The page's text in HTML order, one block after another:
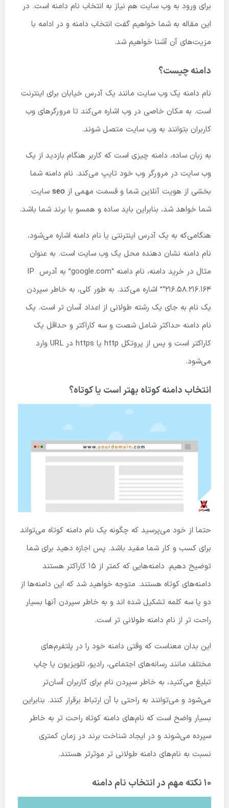
برای ورود به وب سایت هم نیاز به انتخاب نام دامنه است. در
این مقاله به شما خواهیم گفت انتخاب دامنه و در ادامه با
مزیت‌های آن آشنا خواهیم شد.
دامنه چیست؟
نام دامنه یک وب سایت مانند یک آدرس خیابان برای اینترنت
است. به مکان خاصی در وب اشاره می‌کند تا مرورگرهای وب
کاربران بتوانند به وب سایت متصل شوند.
به زبان ساده، دامنه چیزی است که کاربر هنگام بازدید از یک
وب سایت در مرورگر وب خود تایپ می‌کند. نام دامنه شما
بخشی از هویت آنلاین شما و قسمت مهمی‌ از seo سایت
شما خواهد شد، بنابراین باید ساده و همسو با برند شما باشد.
هنگامی‌که به یک آدرس اینترنتی یا نام دامنه اشاره می‌شود،
نام دامنه نشان دهنده محل یک وب سایت است. به عنوان
مثال در خرید دامنه، نام دامنه “google.com” به آدرس IP
“216.58.216.164” اشاره می‌کند. به طور کلی، به خاطر سپردن
یک نام به جای یک رشته طولانی از اعداد آسان تر است. یک
نام دامنه حداکثر شامل شصت و سه کاراکتر و حداقل یک
کاراکتر است و پس از پروتکل http یا https در URL وارد
می‌شود.
انتخاب دامنه کوتاه بهتر است یا کوتاه؟
حتما از خود می‌پرسید که چگونه یک نام دامنه کوتاه می‌تواند
برای کسب و کار شما مفید باشد. پس اجازه دهید برای شما
توضیح دهیم. دامنه‌هایی که کمتر از 15 کاراکتر هستند
دامنه‌های کوتاه هستند. متوجه خواهید شد که این دامنه‌ها از
دو یا سه کلمه تشکیل شده اند و به خاطر سپردن آنها بسیار
راحت تر از نام دامنه طولانی تر است.
این بدان معناست که وقتی دامنه خود را در پلتفرم‌های
مختلف مانند رسانه‌های اجتماعی، رادیو، تلویزیون یا چاپ
تبلیغ می‌کنید، به خاطر سپردن نام برای کاربران آسان‌تر
می‌شود و می‌توانند به راحتی با آن ارتباط برقرار کنند. بنابراین
بسیار واضح است که نام‌های دامنه کوتاه راحت تر به خاطر
سپرده می‌شوند و در ایجاد شناخت برند در زمان کمتری
نسبت به نام‌های دامنه طولانی تر موثرتر هستند.
10 نکته مهم در انتخاب نام دامنه